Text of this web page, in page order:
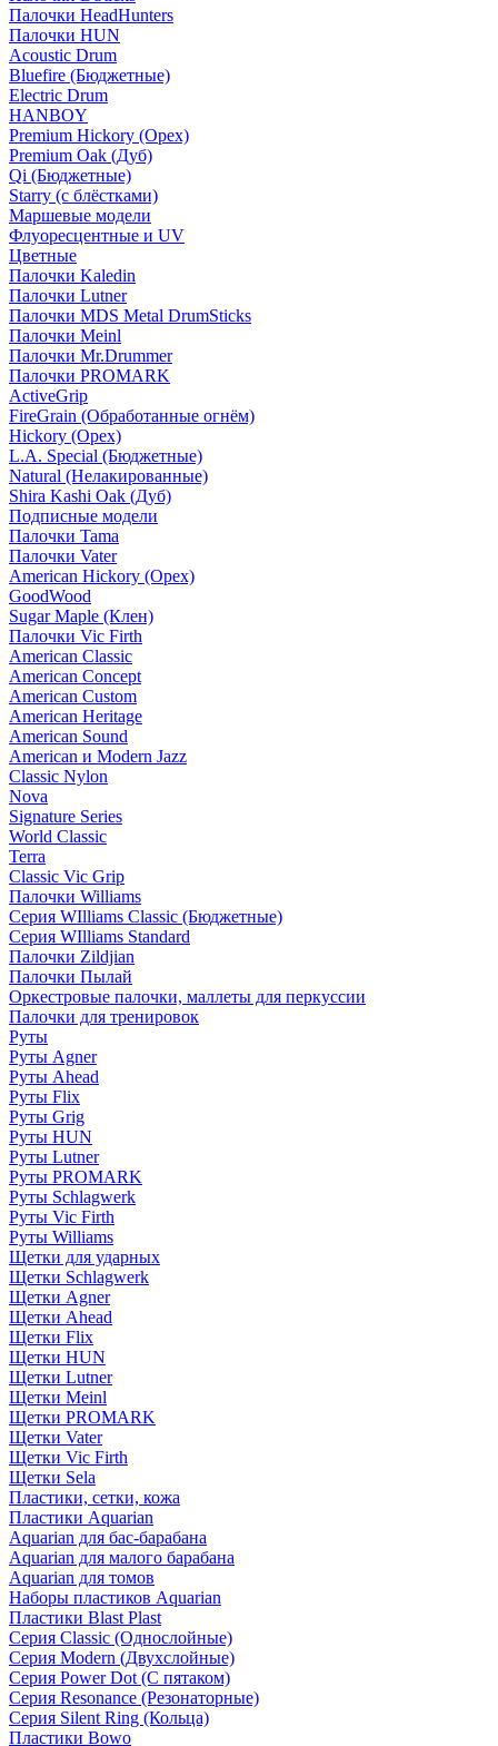
Палочки HeadHunters
Палочки HUN
Acoustic Drum
Bluefire (Бюджетные)
Electric Drum
HANBOY
Premium Hickory (Орех)
Premium Oak (Дуб)
Qi (Бюджетные)
Starry (с блёстками)
Маршевые модели
Флуоресцентные и UV
Цветные
Палочки Kaledin
Палочки Lutner
Палочки MDS Metal DrumSticks
Палочки Meinl
Палочки Mr.Drummer
Палочки PROMARK
ActiveGrip
FireGrain (Обработанные огнём)
Hickory (Орех)
L.A. Special (Бюджетные)
Natural (Нелакированные)
Shira Kashi Oak (Дуб)
Подписные модели
Палочки Tama
Палочки Vater
American Hickory (Орех)
GoodWood
Sugar Maple (Клен)
Палочки Vic Firth
American Classic
American Concept
American Custom
American Heritage
American Sound
American и Modern Jazz
Classic Nylon
Nova
Signature Series
World Classic
Terra
Classic Vic Grip
Палочки Williams
Серия WIlliams Classic (Бюджетные)
Серия WIlliams Standard
Палочки Zildjian
Палочки Пылай
Оркестровые палочки, маллеты для перкуссии
Палочки для тренировок
Руты
Руты Agner
Руты Ahead
Руты Flix
Руты Grig
Руты HUN
Руты Lutner
Руты PROMARK
Руты Schlagwerk
Руты Vic Firth
Руты Williams
Щетки для ударных
Щетки Schlagwerk
Щетки Agner
Щетки Ahead
Щетки Flix
Щетки HUN
Щетки Lutner
Щетки Meinl
Щетки PROMARK
Щетки Vater
Щетки Vic Firth
Щетки Sela
Пластики, сетки, кожа
Пластики Aquarian
Aquarian для бас-барабана
Aquarian для малого барабана
Aquarian для томов
Наборы пластиков Aquarian
Пластики Blast Plast
Серия Classic (Однослойные)
Серия Modern (Двухслойные)
Серия Power Dot (С пятаком)
Серия Resonance (Резонаторные)
Серия Silent Ring (Кольца)
Пластики Bowo